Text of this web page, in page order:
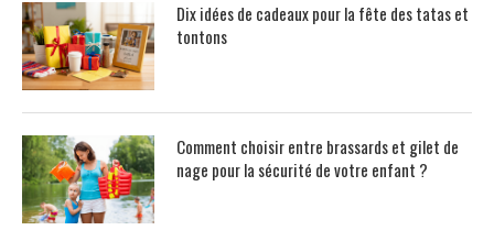
Dix idées de cadeaux pour la fête des tatas et
tontons
Comment choisir entre brassards et gilet de
nage pour la sécurité de votre enfant ?